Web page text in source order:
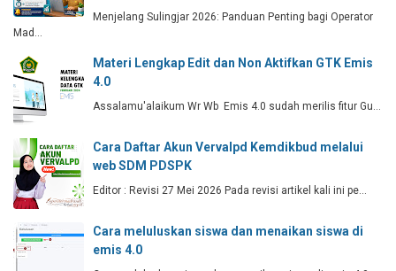
Menjelang Sulingjar 2026: Panduan Penting bagi Operator
Mad…
Materi Lengkap Edit dan Non Aktifkan GTK Emis
4.0
Assalamu'alaikum Wr Wb Emis 4.0 sudah merilis fitur Gu…
Cara Daftar Akun Vervalpd Kemdikbud melalui
web SDM PDSPK
Editor : Revisi 27 Mei 2026 Pada revisi artikel kali ini pe…
Cara meluluskan siswa dan menaikan siswa di
emis 4.0